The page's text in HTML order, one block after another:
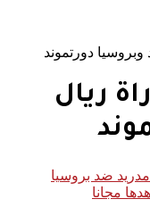
وبروسيا دورتموند
ريال
مدريد ضد بروسيا
مجانا